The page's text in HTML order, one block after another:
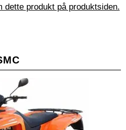
dette produkt på produktsiden.